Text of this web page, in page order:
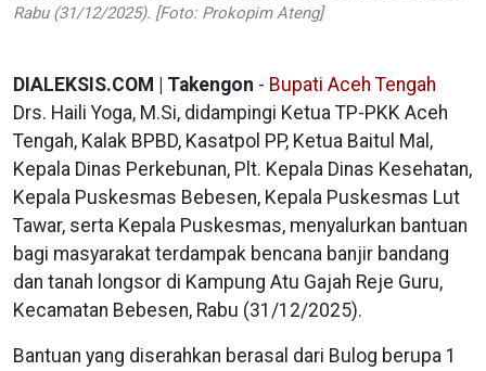
Rabu (31/12/2025). [Foto: Prokopim Ateng]
DIALEKSIS.COM | Takengon - Bupati Aceh Tengah
Drs. Haili Yoga, M.Si, didampingi Ketua TP-PKK Aceh
Tengah, Kalak BPBD, Kasatpol PP, Ketua Baitul Mal,
Kepala Dinas Perkebunan, Plt. Kepala Dinas Kesehatan,
Kepala Puskesmas Bebesen, Kepala Puskesmas Lut
Tawar, serta Kepala Puskesmas, menyalurkan bantuan
bagi masyarakat terdampak bencana banjir bandang
dan tanah longsor di Kampung Atu Gajah Reje Guru,
Kecamatan Bebesen, Rabu (31/12/2025).
Bantuan yang diserahkan berasal dari Bulog berupa 1